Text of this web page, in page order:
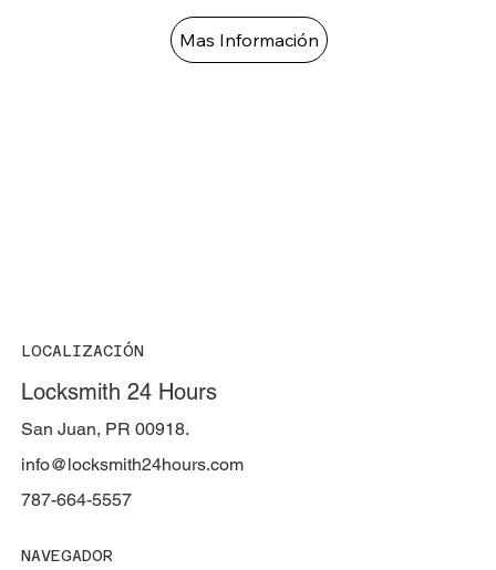
Mas Información
LOCALIZACIÓN
Locksmith 24 Hours
San Juan, PR 00918.
787-664-5557
info@locksmith24hours.com
NAVEGADOR